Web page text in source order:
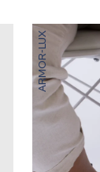
ARMOR-LUX